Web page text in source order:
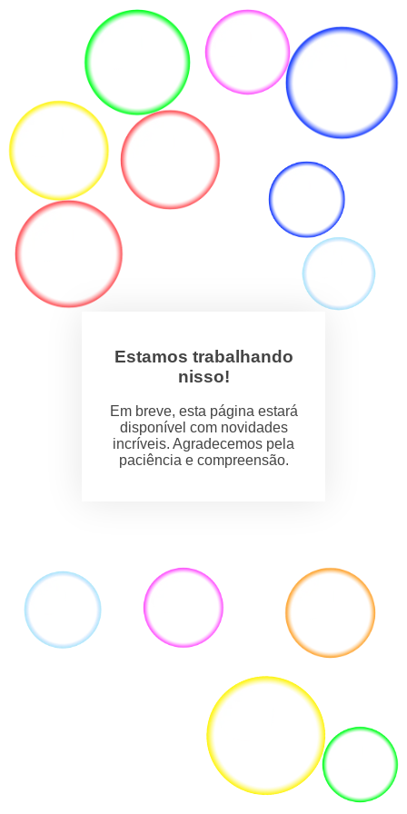
Estamos trabalhando
nisso!
Em breve, esta página estará
disponível com novidades
incríveis. Agradecemos pela
paciência e compreensão.